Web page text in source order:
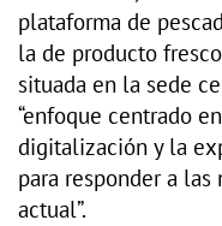
plataforma de
la de producto
situada en la sede
“enfoque centrado
digitalización y la
para responder a
actual”.